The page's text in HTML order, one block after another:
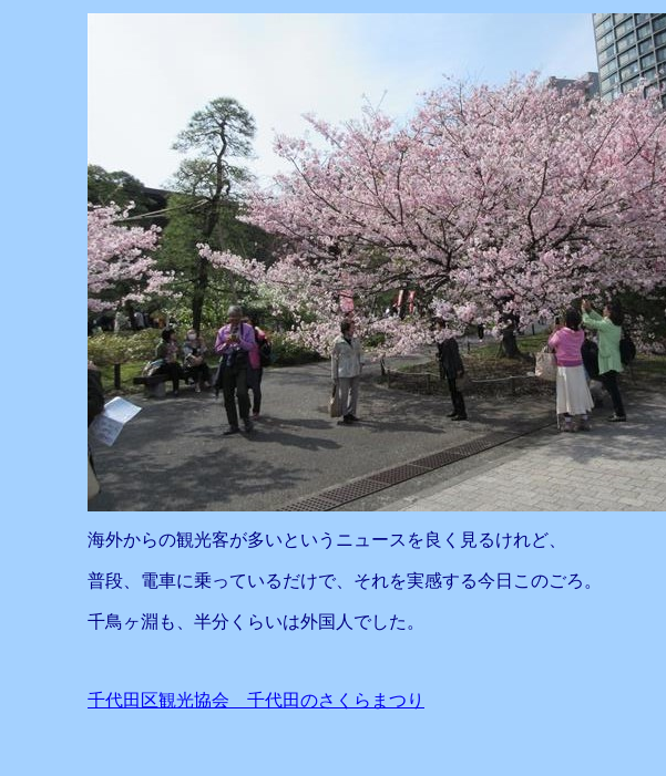
海外からの観光客が多いというニュースを良く見るけれど、
普段、電車に乗っているだけで、それを実感する今日このごろ。
千鳥ヶ淵も、半分くらいは外国人でした。
千代田区観光協会 千代田のさくらまつり